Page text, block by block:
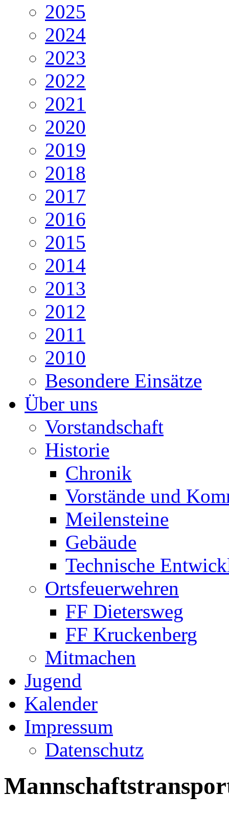
2025
2024
2023
2022
2021
2020
2019
2018
2017
2016
2015
2014
2013
2012
2011
2010
Besondere Einsätze
Über uns
Vorstandschaft
Historie
Chronik
Vorstände und
Meilensteine
Gebäude
Technische
Ortsfeuerwehren
FF Dietersweg
FF Kruckenberg
Mitmachen
Jugend
Kalender
Impressum
Datenschutz